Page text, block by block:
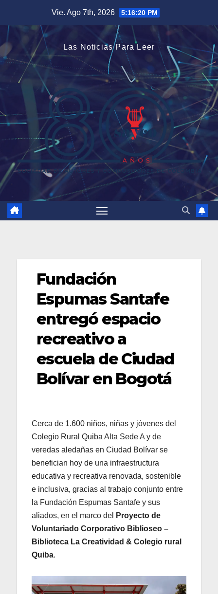
contenido
Vie. Ago 7th, 2026 5:16:21 PM
Las Noticias Para Leer
Fundación
Espumas Santafe
entregó espacio
recreativo a
escuela de Ciudad
Bolívar en Bogotá
Cerca de 1.600 niños, niñas y jóvenes del
Colegio Rural Quiba Alta Sede A y de
veredas aledañas en Ciudad Bolívar se
benefician hoy de una infraestructura
educativa y recreativa renovada, sostenible
e inclusiva, gracias al trabajo conjunto entre
la Fundación Espumas Santafe y sus
aliados, en el marco del
Proyecto de
Voluntariado Corporativo Biblioseo –
Biblioteca La Creatividad & Colegio rural
Quiba.